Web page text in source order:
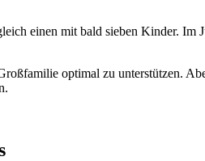
optimal zu unterstützen.